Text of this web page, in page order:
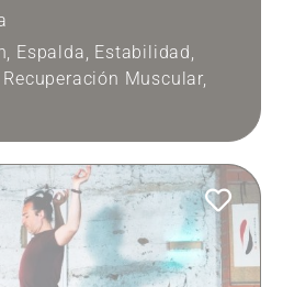
Espalda Estabilidad
Recuperación Muscular